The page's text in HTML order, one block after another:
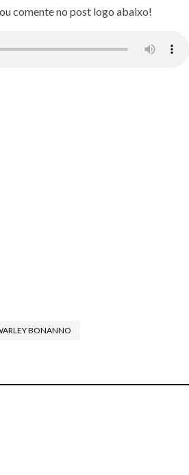
comente no post logo abaixo!
BONANNO